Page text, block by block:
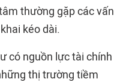
thường gặp các vấn
kéo dài.
có nguồn lực tài chính
thị trường tiềm